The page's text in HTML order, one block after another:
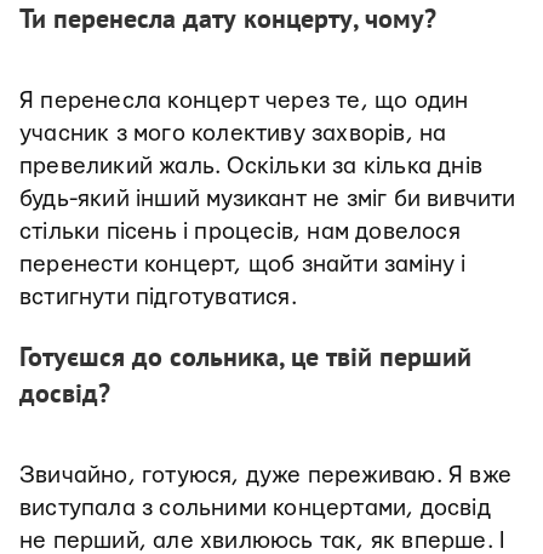
Ти перенесла дату концерту, чому?
Я перенесла концерт через те, що один
учасник з мого колективу захворів, на
превеликий жаль. Оскільки за кілька днів
будь-який інший музикант не зміг би вивчити
стільки пісень і процесів, нам довелося
перенести концерт, щоб знайти заміну і
встигнути підготуватися.
Готуєшся до сольника, це твій перший
досвід?
Звичайно, готуюся, дуже переживаю. Я вже
виступала з сольними концертами, досвід
не перший, але хвилююсь так, як вперше. І